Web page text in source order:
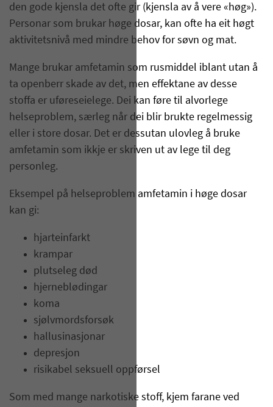
den gode kjensla det ofte gir (kjensla av å vere «høg»).
Personar som brukar høge dosar, kan ofte ha eit høgt
aktivitetsnivå med mindre behov for søvn og mat.
Mange brukar amfetamin som rusmiddel iblant utan å
ta openberr skade av det, men effektane av desse
stoffa er uføreseielege. Dei kan føre til alvorlege
helseproblem, særleg når dei blir brukte regelmessig
eller i store dosar. Det er dessutan ulovleg å bruke
amfetamin som ikkje er skriven ut av lege til deg
personleg.
Eksempel på helseproblem amfetamin i høge dosar
kan gi:
hjarteinfarkt
krampar
plutseleg død
hjerneblødingar
koma
sjølvmordsforsøk
hallusinasjonar
depresjon
risikabel seksuell oppførsel
Som med mange narkotiske stoff, kjem farane ved